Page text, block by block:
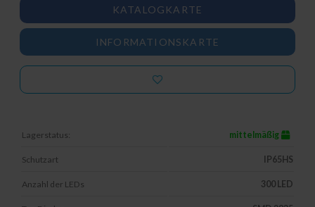
Lagerstatus: mittelmäßig
Schutzart IP65HS
Anzahl der LEDs 300 LED
KATALOGKARTE
INFORMATIONSKARTE